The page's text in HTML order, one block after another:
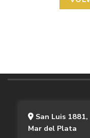
San Luis 1881,
Mar del Plata